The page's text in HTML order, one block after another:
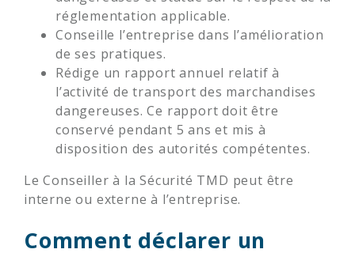
réglementation applicable.
Conseille l’entreprise dans l’amélioration
de ses pratiques.
Rédige un rapport annuel relatif à
l’activité de transport des marchandises
dangereuses. Ce rapport doit être
conservé pendant 5 ans et mis à
disposition des autorités compétentes.
Le Conseiller à la Sécurité TMD peut être
interne ou externe à l’entreprise.
Comment déclarer un